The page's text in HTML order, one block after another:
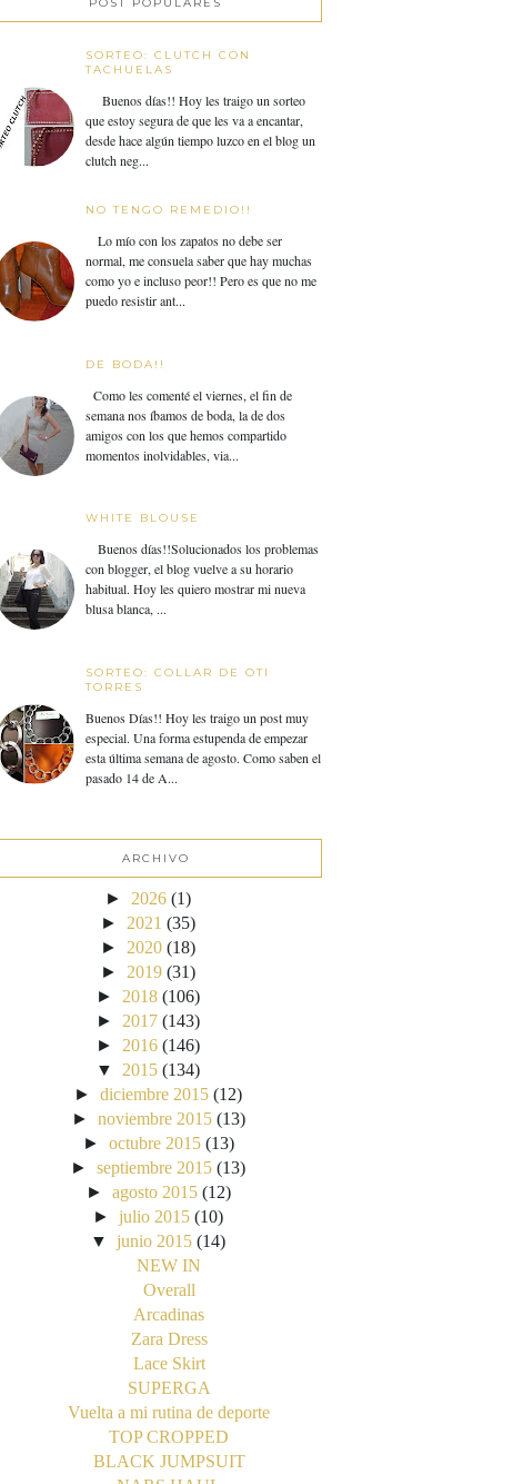
SORTEO: CLUTCH CON
TACHUELAS
Buenos días!! Hoy les traigo un sorteo
que estoy segura de que les va a encantar,
desde hace algún tiempo luzco en el blog un
clutch neg...
NO TENGO REMEDIO!!
Lo mío con los zapatos no debe ser
normal, me consuela saber que hay muchas
como yo e incluso peor!! Pero es que no me
puedo resistir ant...
DE BODA!!
Como les comenté el viernes, el fin de
semana nos íbamos de boda, la de dos
amigos con los que hemos compartido
momentos inolvidables, via...
WHITE BLOUSE
Buenos días!!Solucionados los problemas
con blogger, el blog vuelve a su horario
habitual. Hoy les quiero mostrar mi nueva
blusa blanca, ...
SORTEO: COLLAR DE OTI
TORRES
Buenos Días!! Hoy les traigo un post muy
especial. Una forma estupenda de empezar
esta última semana de agosto. Como saben el
pasado 14 de A...
ARCHIVO
► 2026 (1)
► 2021 (35)
► 2020 (18)
► 2019 (31)
► 2018 (106)
► 2017 (143)
► 2016 (146)
▼ 2015 (134)
►diciembre 2015 (12)
► noviembre 2015 (13)
► octubre 2015 (13)
►septiembre 2015 (13)
► agosto 2015 (12)
►julio 2015 (10)
▼junio 2015 (14)
NEW IN
Overall
Arcadinas
Zara Dress
Lace Skirt
SUPERGA
Vuelta a mi rutina de deporte
TOP CROPPED
BLACK JUMPSUIT